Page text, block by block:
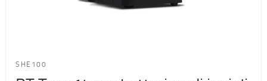
SHE100